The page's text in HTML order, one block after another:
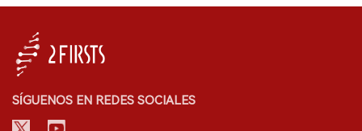
SÍGUENOS EN REDES SOCIALES